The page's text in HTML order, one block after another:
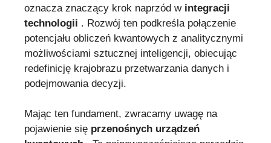
oznacza znaczący krok naprzód w integracji
technologii . Rozwój ten podkreśla połączenie
potencjału obliczeń kwantowych z analitycznymi
możliwościami sztucznej inteligencji, obiecując
redefinicję krajobrazu przetwarzania danych i
podejmowania decyzji.
Mając ten fundament, zwracamy uwagę na
pojawienie się przenośnych urządzeń